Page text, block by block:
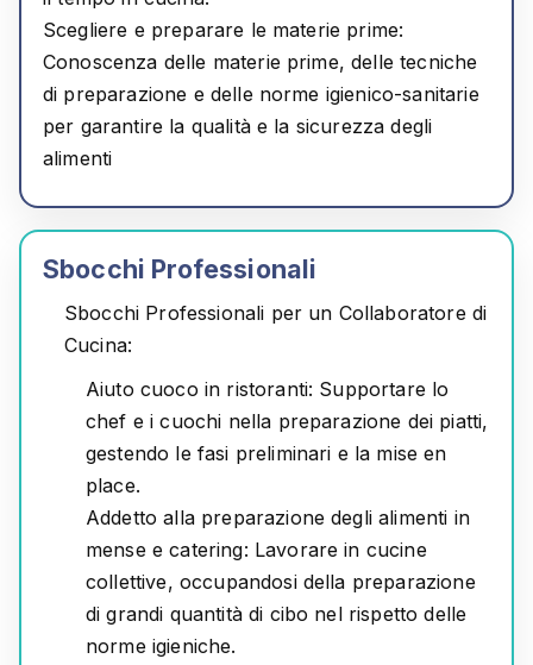
Scegliere e preparare le materie prime:
Conoscenza delle materie prime, delle tecniche
di preparazione e delle norme igienico-sanitarie
per garantire la qualità e la sicurezza degli
alimenti
Sbocchi Professionali
Sbocchi Professionali per un Collaboratore di
Cucina:
Aiuto cuoco in ristoranti: Supportare lo
chef e i cuochi nella preparazione dei piatti,
gestendo le fasi preliminari e la mise en
place.
Addetto alla preparazione degli alimenti in
mense e catering: Lavorare in cucine
collettive, occupandosi della preparazione
di grandi quantità di cibo nel rispetto delle
norme igieniche.